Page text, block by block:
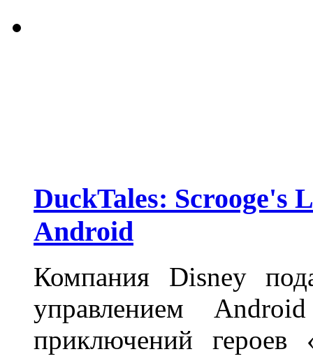
DuckTales: Scrooge's
Android
Компания Disney
управлением
приключений